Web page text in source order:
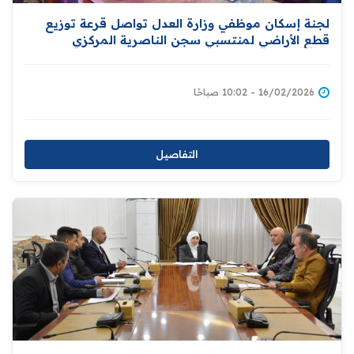
لجنة إسكان موظفي وزارة العدل تواصل قرعة توزيع
قطع الأراضي لمنتسبي سجن الناصرية المركزي
16/02/2026 - 10:02 صباحًا
التفاصيل